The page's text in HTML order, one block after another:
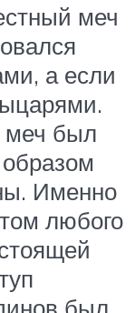
меч
а если
меч был
Именно
любого